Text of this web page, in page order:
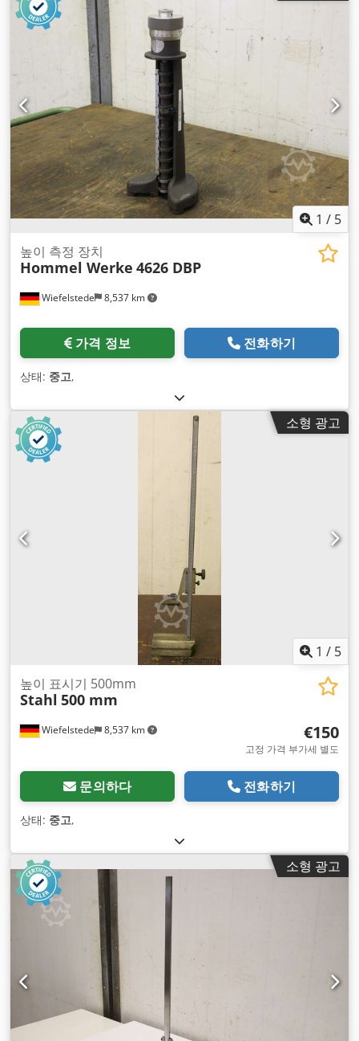
1 / 5
Wiefelstede 8,537 km
높이 측정 장치
Hommel Werke 4626 DBP
가격 정보 전화하기
상태: 중고,
소형 광고
1 / 5
Wiefelstede 8,537 km
높이 표시기 500mm
Stahl 500 mm
€150
고정 가격 부가세 별도
문의하다 전화하기
상태: 중고,
소형 광고